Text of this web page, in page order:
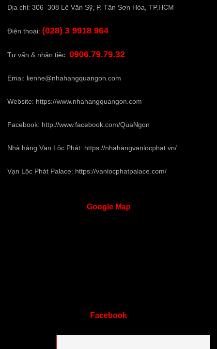
Địa chỉ: 306–308 Lê Văn Sỹ, P. Tân Sơn Hòa, TP.HCM
Điện thoại: (028) 3 9918 964
Tư vấn & nhận tiệc: 0906.79.79.32
Emai: lienhe@nhahangquangon.com
Website: https://www.nhahangquangon.com
Facebook: http://www.facebook.com/QuaNgon
Nhà hàng Vạn Lộc Phát: https://nhahangvanlocphat.vn/
Vạn Lộc Phát Palace: https://vanlocphatpalace.com/
GoogleMap
Facebook